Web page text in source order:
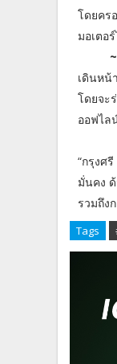
โดยคร
มอเตอ
เดินหน้
โดยจะ
ออฟไล
“กรุงศ
มั่นคง
รวมถึง
Tags